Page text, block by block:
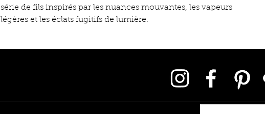
série de fils inspirés par les nuances mouvantes, les vapeurs
légères et les éclats fugitifs de lumière.